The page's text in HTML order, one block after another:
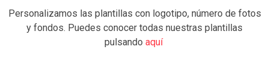
Personalizamos las plantillas con logotipo, número de fotos
y fondos. Puedes conocer todas nuestras plantillas
pulsando aquí